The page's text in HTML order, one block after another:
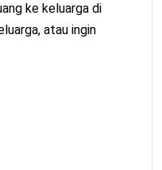
ke keluarga di
atau ingin